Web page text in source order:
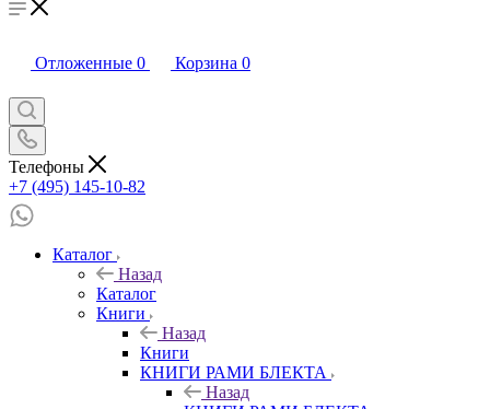
Отложенные 0 Корзина 0
Телефоны
+7 (495) 145-10-82
Каталог
Назад
Каталог
Книги
Назад
Книги
КНИГИ РАМИ БЛЕКТА
Назад